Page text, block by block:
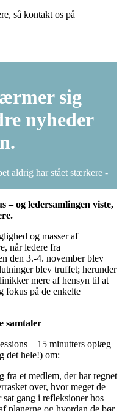
så kontakt os på
sig
nyheder
aldrig har stået stærkere -
– og ledersamlingen viste,
og masser af
når ledere fra
den 3.-4. november blev
blev truffet; herunder
mere af hensyn til at
fokus på de enkelte
samtaler
– 15 minutters oplæg
det hele!) om:
fra et medlem, der har regnet
over, hvor meget de
gang i refleksioner hos
planerne og hvordan de bør